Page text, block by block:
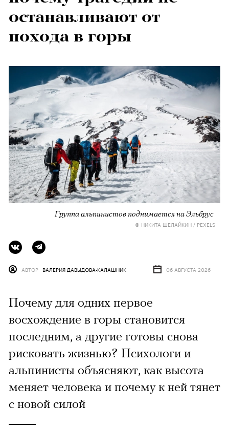
останавливают от
похода в горы
Группа альпинистов поднимается на Эльбрус
© НИКИТА ШЕЛАЙКИН / PEXELS
АВТОР ВАЛЕРИЯ ДАВЫДОВА-КАЛАШНИК 06 АВГУСТА 2026
Почему для одних первое
восхождение в горы становится
последним, а другие готовы снова
рисковать жизнью? Психологи и
альпинисты объясняют, как высота
меняет человека и почему к ней тянет
с новой силой